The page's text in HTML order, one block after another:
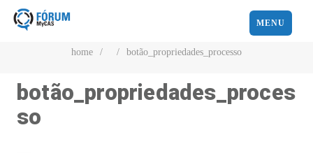
MENU
home / / botão_propriedades_processo
botão_propriedades_proces
so